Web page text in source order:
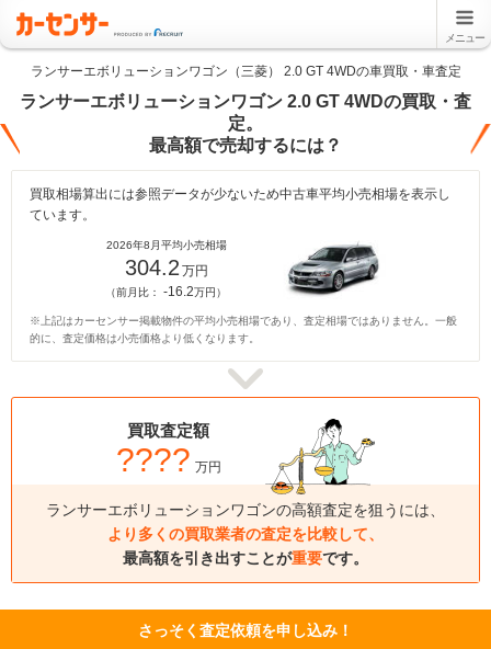
メニュー
ランサーエボリューションワゴン（三菱） 2.0 GT 4WDの車買取・車査定
ランサーエボリューションワゴン 2.0 GT 4WDの買取・査
定。
最高額で売却するには？
買取相場算出には参照データが少ないため中古車平均小売相場を表示し
ています。
2026年8月平均小売相場
304.2 万円
（前月比：-16.2万円）
※上記はカーセンサー掲載物件の平均小売相場であり、査定相場ではありません。一般
的に、査定価格は小売価格より低くなります。
買取査定額
???? 万円
ランサーエボリューションワゴンの高額査定を狙うには、
より多くの買取業者の査定を比較して、
最高額を引き出すことが重要です。
さっそく査定依頼を申し込み！